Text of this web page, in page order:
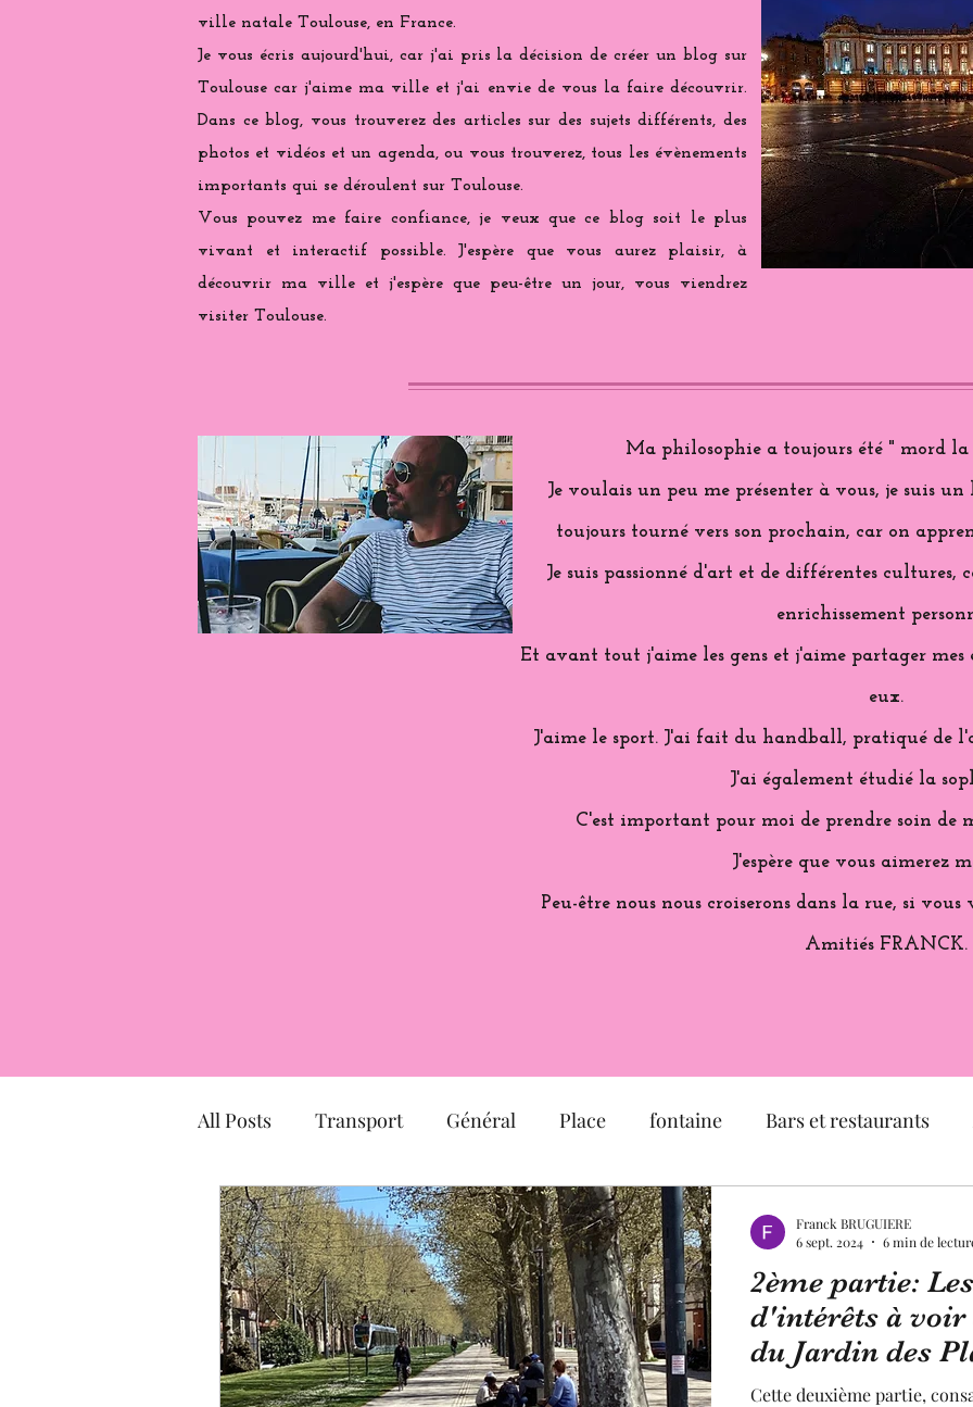
ville natale Toulouse, en France.
Je vous écris aujourd'hui, car j'ai pris la décision de créer un blog sur
Toulouse car j'aime ma ville et j'ai envie de vous la faire découvrir.
Dans ce blog, vous trouverez des articles sur des sujets différents, des
photos et vidéos et un agenda, ou vous trouverez, tous les évènements
importants qui se déroulent sur Toulouse.
Vous pouvez me faire confiance, je veux que ce blog soit le plus
vivant et interactif possible. J'espère que vous aurez plaisir, à
découvrir ma ville et j'espère que peu-être un jour, vous viendrez
visiter Toulouse.
Ma philosophie a toujours été " mord
Je voulais un peu me présenter à vous, je suis
toujours tourné vers son prochain, car on
Je suis passionné d'art et de différentes cultures,
enrichissement
Et avant tout j'aime les gens et j'aime partager mes
eux.
J'aime le sport. J'ai fait du handball, pratiqué de
J'ai également étudié la
C'est important pour moi de prendre soin de
J'espère que vous aimerez
Peu-être nous nous croiserons dans la rue, si
Amitiés FRANCK.
All Posts Transport Général Place fontaine Bars et restaurants
Hôtel particulier marché église Musée
politique Canal du Midi Jardin Statue Sculpture pastel
créateur designer artisan Made in France
2ème partie:
d'intérêts à
du Jardin des
Toulouse.
Cette deuxième partie,
Franck BRUGUIERE
6 sept. 2024
6 min de